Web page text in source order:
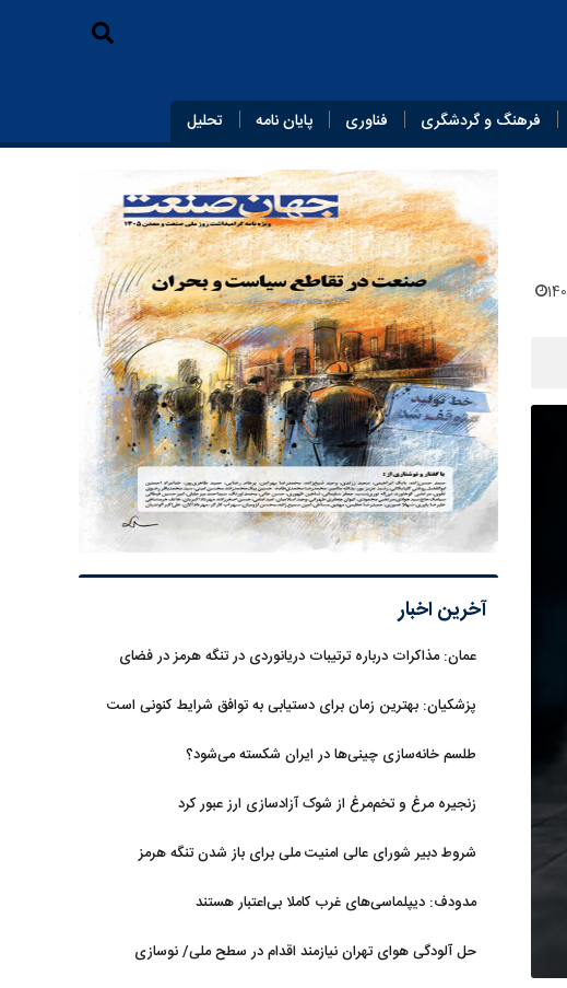
فرهنگ و گردشگری فناوری پایان‌ نامه تحلیل
آخرین اخبار
عمان: مذاکرات درباره ترتیبات دریانوردی در تنگه هرمز در فضای
پزشکیان‌: بهترین زمان برای دستیابی به توافق شرایط کنونی است
طلسم خانه‌سازی چینی‌ها در ایران شکسته می‌شود؟
زنجیره مرغ و تخم‌مرغ از شوک آزادسازی ارز عبور کرد
شروط دبیر شورای عالی امنیت ملی برای باز شدن تنگه هرمز
مدودف: دیپلماسی‌های غرب کاملا بی‌اعتبار هستند
حل آلودگی هوای تهران نیازمند اقدام در سطح ملی/ نوسازی